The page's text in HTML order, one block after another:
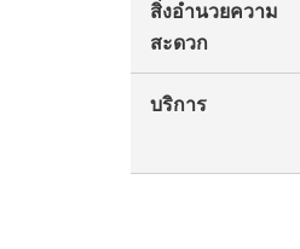
สิ่งอำนวยความ
สะดวก
บริการ